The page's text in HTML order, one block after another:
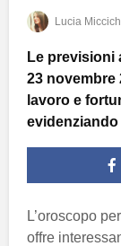
Lucia
Le previsioni
23 novembre
lavoro e
L’oroscopo
offre